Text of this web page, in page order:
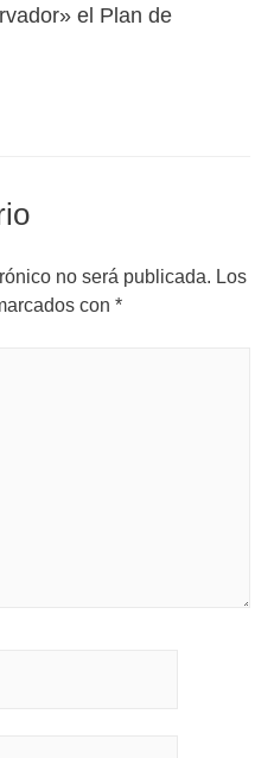
el Plan de
no será publicada. Los
con *